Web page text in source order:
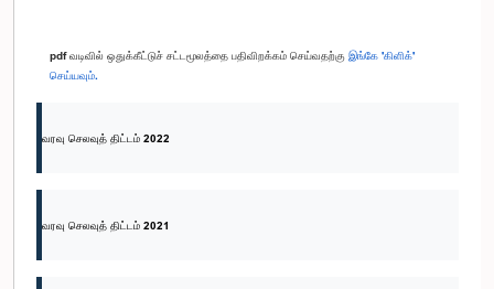
pdf வடிவில் ஒதுக்கீட்டுச் சட்டமூலத்தை பதிவிறக்கம் செய்வதற்கு இங்கே 'கிளிக்'
செய்யவும்.
வரவு செலவுத் திட்டம் 2022
வரவு செலவுத் திட்டம் 2021